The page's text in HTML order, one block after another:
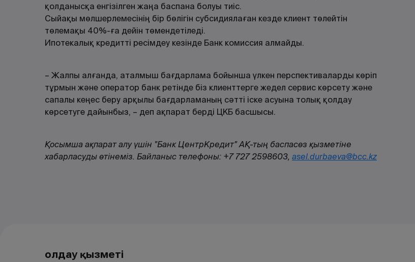
қолданысқа енгізілген жаңа баспана болуы тиіс.
Сыйақы мөлшерлемесінің бір бөлігін субсидиялаған кезде клиент төлейтін
төлемақы 40%-ға дейін төмендетіледі.
Ипотекалық кредитті ресімдеу кезінде Банк комиссия алмайды.
– Жалпы алғанда, аталмыш бағдарлама бойынша үлкен перспективаларды көріп
тұрмын және оператор банк ретінде біз клиенттерге жедел сервис көрсету және
сапалы кеңес беру арқылы бағдарламаның сәтті іске асуына толық қолдау
көрсетуге дайынбыз, – деп ақпарат берді ЦКБ басшысы.
Қосымша ақпарат алу үшін "Банк ЦентрКредит" АҚ-тың баспасөз қызметіне
хабарласуды өтінеміз. Байланыс телефоны: +7 727 2598603, asel.durbaeva@bcc.kz
Қолдау қызметі